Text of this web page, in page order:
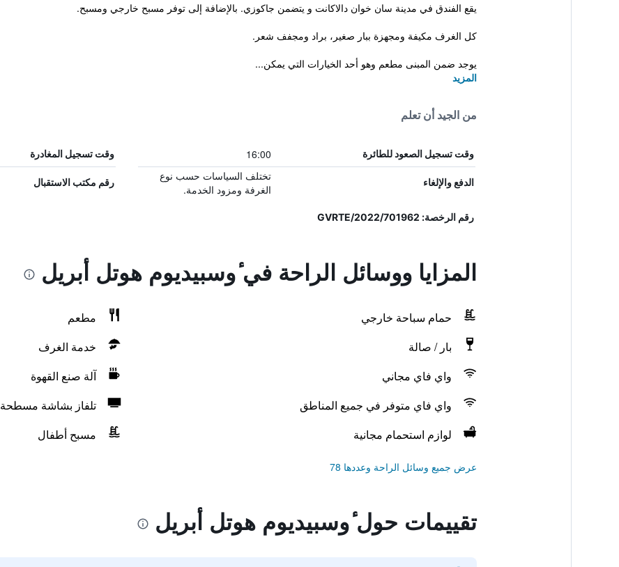
يقع الفندق في مدينة سان خوان دالاكانت و يتضمن جاكوزي. بالإضافة إلى توفر مسبح خارجي ومسبح.
كل الغرف مكيفة ومجهزة ببار صغير، براد ومجفف شعر.
يوجد ضمن المبنى مطعم وهو أحد الخيارات التي يمكن...
المزيد
من الجيد أن تعلم
وقت تسجيل الصعود للطائرة 16:00 وقت تسجيل المغادرة
الدفع والإلغاء
تختلف السياسات حسب نوع
الغرفة ومزود الخدمة.
رقم مكتب الاستقبال
رقم الرخصة: GVRTE/2022/701962
المزايا ووسائل الراحة في ٔوسبيديوم هوتل أبريل
حمام سباحة خارجي
مطعم
بار / صالة
خدمة الغرف
واي فاي مجاني
آلة صنع القهوة
واي فاي متوفر في جميع المناطق
تلفاز بشاشة مسطحة
لوازم استحمام مجانية
مسبح أطفال
عرض جميع وسائل الراحة وعددها 78
تقييمات حول ٔوسبيديوم هوتل أبريل